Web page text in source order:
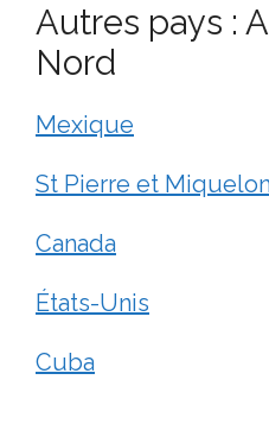
Autres pays :
Nord
Mexique
St Pierre et Miquelon
Canada
États-Unis
Cuba